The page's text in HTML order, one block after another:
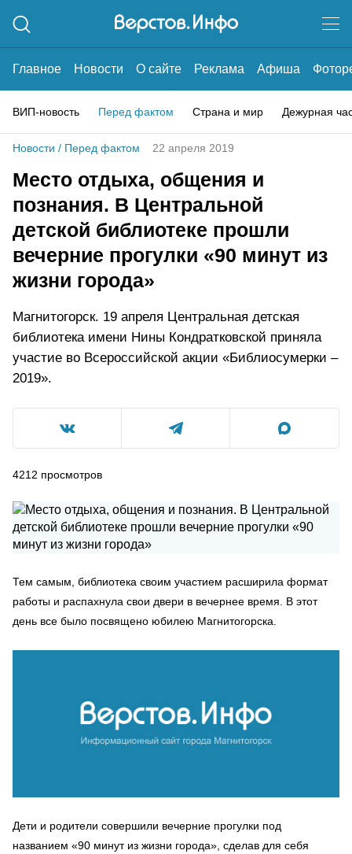
Главное Новости О сайте Реклама Афиша
ВИП-новость Перед фактом Страна и мир Дежурная
Новости / Перед фактом 22 апреля 2019
Место отдыха, общения и
познания. В Центральной
детской библиотеке прошли
вечерние прогулки «90 минут из
жизни города»
Магнитогорск. 19 апреля Центральная детская
библиотека имени Нины Кондратковской приняла
участие во Всероссийской акции «Библиосумерки –
2019».
4212 просмотров
Тем самым, библиотека своим участием расширила формат
работы и распахнула свои двери в вечернее время. В этот
день все было посвящено юбилею Магнитогорска.
Дети и родители совершили вечерние прогулки под
названием «90 минут из жизни города», сделав для себя